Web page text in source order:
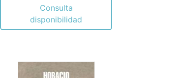
Consulta
disponibilidad